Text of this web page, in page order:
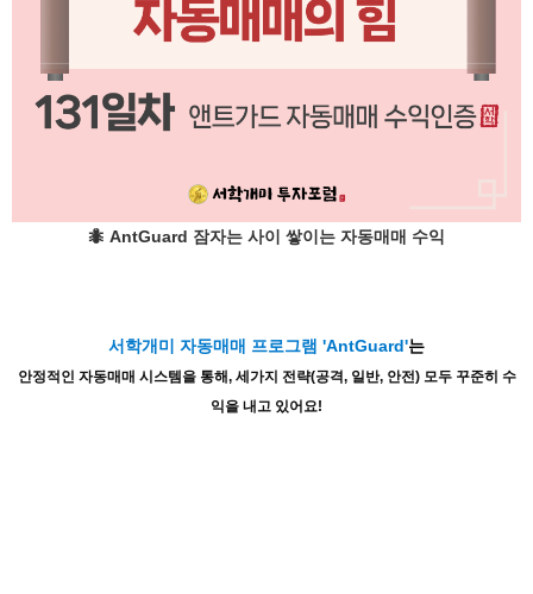
🐜 AntGuard 잠자는 사이 쌓이는 자동매매 수익
서학개미 자동매매 프로그램 'AntGuard'는
안정적인 자동매매 시스템을 통해, 세가지 전략(공격, 일반, 안전) 모두 꾸준히 수
익을 내고 있어요!